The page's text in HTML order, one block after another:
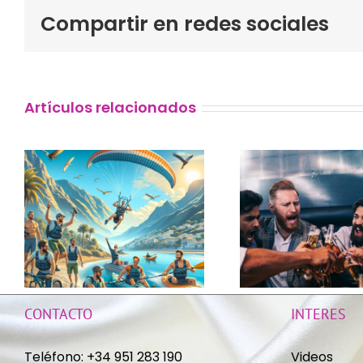
Compartir en redes sociales
Artículos relacionados
Gastrodespedida
Foodies para
Despedidas
de soltero en
Málaga
de
CONTACTO
Teléfono: +34 951 283 190
INTERES
Videos